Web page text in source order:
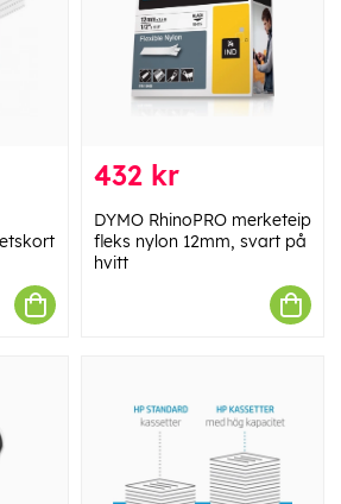
432 kr
DYMO RhinoPRO merketeip
fleks nylon 12mm, svart på
hvitt